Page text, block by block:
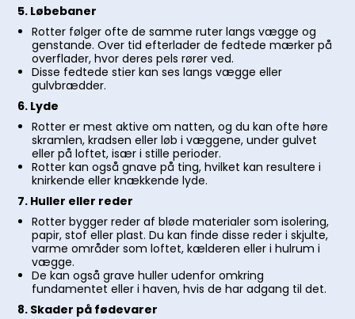
5. Løbebaner
Rotter følger ofte de samme ruter langs vægge og
genstande. Over tid efterlader de fedtede mærker på
overflader, hvor deres pels rører ved.
Disse fedtede stier kan ses langs vægge eller
gulvbrædder.
6. Lyde
Rotter er mest aktive om natten, og du kan ofte høre
skramlen, kradsen eller løb i væggene, under gulvet
eller på loftet, især i stille perioder.
Rotter kan også gnave på ting, hvilket kan resultere i
knirkende eller knækkende lyde.
7. Huller eller reder
Rotter bygger reder af bløde materialer som isolering,
papir, stof eller plast. Du kan finde disse reder i skjulte,
varme områder som loftet, kælderen eller i hulrum i
vægge.
De kan også grave huller udenfor omkring
fundamentet eller i haven, hvis de har adgang til det.
8. Skader på fødevarer